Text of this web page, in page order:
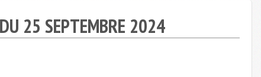
25 SEPTEMBRE 2024